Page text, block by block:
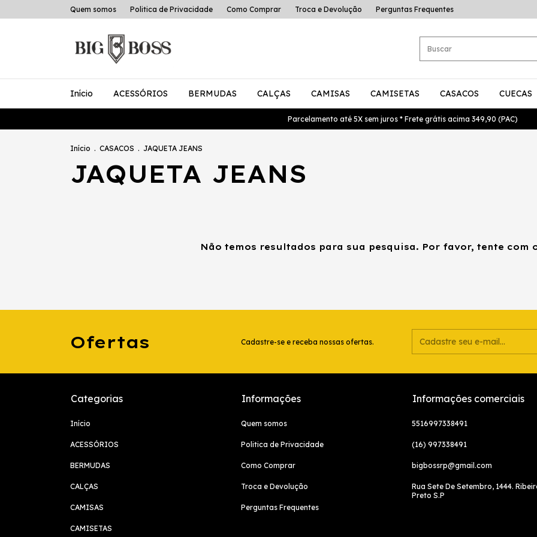
Quem somos Politica de Privacidade Como Comprar Troca e Devolução Perguntas Frequentes
Início ACESSÓRIOS BERMUDAS CALÇAS CAMISAS CAMISETAS CASACOS CUECAS
Parcelamento até 5X sem juros * Frete grátis acima 349,90 (PAC)
Início . CASACOS . JAQUETA JEANS
JAQUETA JEANS
Não temos resultados para sua pesquisa. Por favor, tente
Ofertas Cadastre-se e receba nossas ofertas.
Categorias
Início
ACESSÓRIOS
BERMUDAS
CALÇAS
CAMISAS
CAMISETAS
Informações
Quem somos
Politica de Privacidade
Como Comprar
Troca e Devolução
Perguntas Frequentes
Informações comerciais
5516997338491
(16) 997338491
bigbossrp@gmail.com
Rua Sete De Setembro, 1444.
Preto S.P